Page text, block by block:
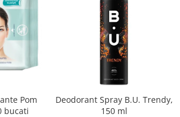
Pom
bucati
Deodorant Spray B.U. Trendy,
150 ml